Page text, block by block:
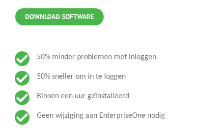
DOWNLOAD SOFTWARE
50% minder problemen met inloggen
50% sneller om in te loggen
Binnen een uur geïnstalleerd
Geen wijziging aan EnterpriseOne nodig